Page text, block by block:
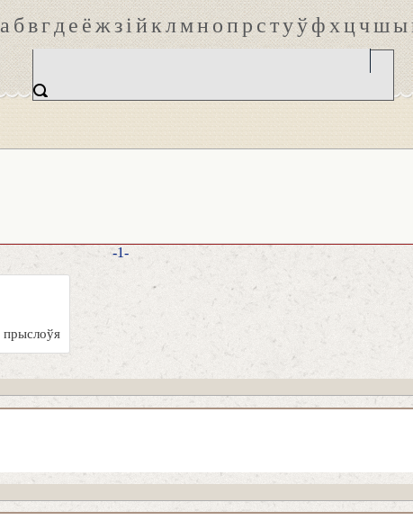
абвгдеёжзійклмнопрстуўфхцчшы
-1-
прыслоўя